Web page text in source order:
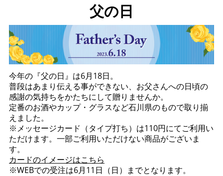
父の日
今年の『父の日』は6月18日。
普段はあまり伝える事ができない、お父さんへの日頃の
感謝の気持ちをかたちにして贈りませんか。
定番のお酒やカップ・グラスなど石川県のもので取り揃
えました。
※メッセージカード（タイプ打ち）は110円にてご利用い
ただけます。一部ご利用いただけない商品がございま
す。
カードのイメージはこちら
※WEBでの受注は6月11日（日）までとなります。